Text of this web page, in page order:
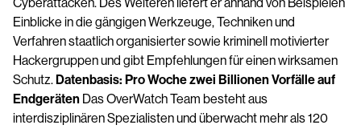
Einblicke in die gängigen Werkzeuge, Techniken und
Verfahren staatlich organisierter sowie kriminell motivierter
Hackergruppen und gibt Empfehlungen für einen wirksamen
Schutz.Datenbasis: Pro Woche zwei Billionen Vorfälle auf
Endgeräten Das OverWatch Team besteht aus
interdisziplinären Spezialisten und überwacht mehr als 120